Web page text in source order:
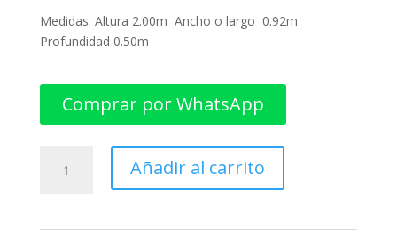
Medidas: Altura 2.00m Ancho o largo 0.92m
Profundidad 0.50m
Comprar por WhatsApp
dexion
Añadir al carrito